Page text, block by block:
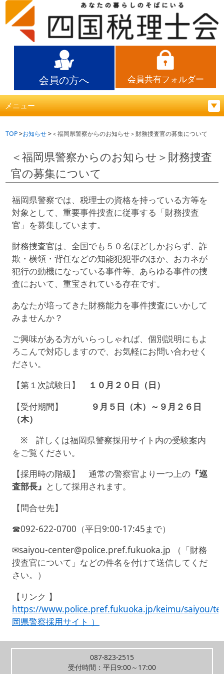
会員の方へ 会員共有フォルダー
メニュー
TOP お知らせ ＜福岡県警察からのお知らせ＞財務捜査官の募集について
＜福岡県警察からのお知らせ＞財務捜査
官の募集について
福岡県警察では、税理士の資格を持っている方等を
対象として、重要事件捜査に従事する「財務捜査
官」を募集しています。
財務捜査官は、全国でも５０名ほどしかおらず、詐
欺・横領・背任などの知能犯犯罪のほか、おカネが
犯行の動機になっている事件等、あらゆる事件の捜
査において、重宝されている存在です。
あなたが培ってきた財務能力を事件捜査にいかして
みませんか？
ご興味がある方がいらっしゃれば、個別説明にもよ
ろこんで対応しますので、お気軽にお問い合わせく
ださい。
【第１次試験日】
１０月２０日（日）
【受付期間】
９月５日（木）～９月２６日
（木）
※ 詳しくは福岡県警察採用サイト内の受験案内
をご覧ください。
【採用時の階級】 通常の警察官より一つ上の『巡
査部長』 として採用されます。
【問合せ先】
☎092-622-0700（平日9:00-17:45まで）
✉saiyou-center@police.pref.fukuoka.jp （「財務
捜査官について」などの件名を付けて送信してくだ
さい。）
【リンク 】
https://www.police.pref.fukuoka.jp/keimu/saiyou/
岡県警察採用サイト ）
087-823-2515
受付時間：平日9:00～17:00